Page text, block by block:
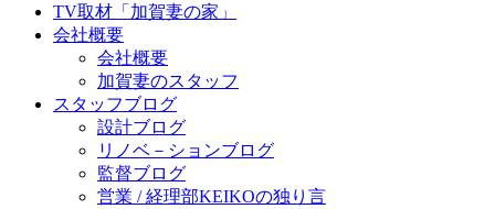
TV取材「加賀妻の家」
会社概要
会社概要
加賀妻のスタッフ
スタッフブログ
設計ブログ
リノベ－ションブログ
監督ブログ
営業 / 経理部KEIKOの独り言